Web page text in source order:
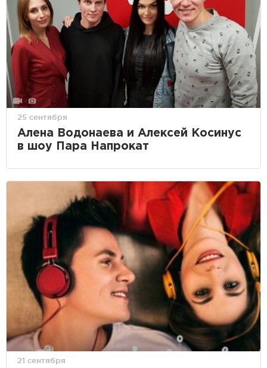
25 сентября
Алена Водонаева и Алексей Косинус
в шоу Пара Напрокат
21 сентября